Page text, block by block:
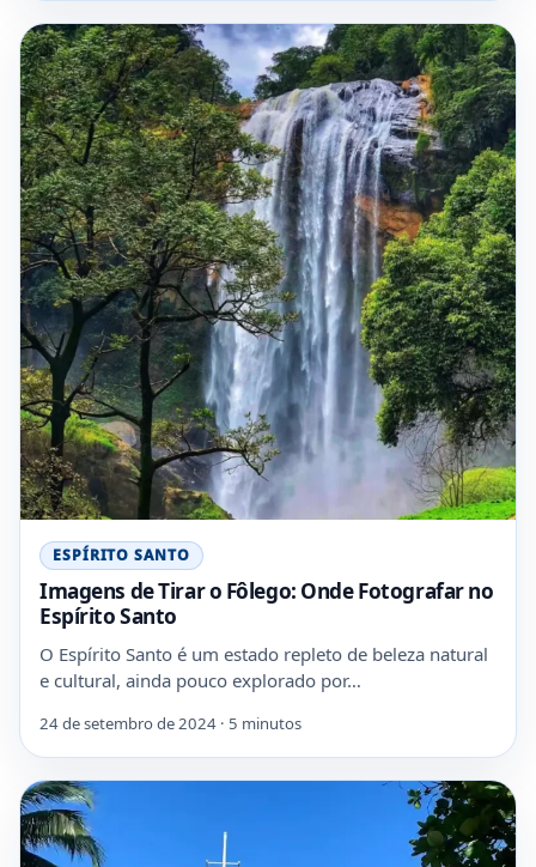
ESPÍRITO SANTO
Imagens de Tirar o Fôlego: Onde Fotografar no
Espírito Santo
O Espírito Santo é um estado repleto de beleza natural
e cultural, ainda pouco explorado por…
24 de setembro de 2024 · 5 minutos